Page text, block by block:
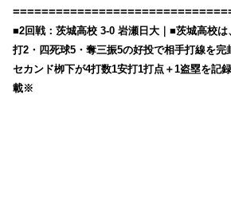
■2回戦：茨城高校 3-0 岩瀬日大｜■茨城高校
打2・四死球5・奪三振5の好投で相手打線を完
セカンド栁下が4打数1安打1打点＋1盗塁を記
載※